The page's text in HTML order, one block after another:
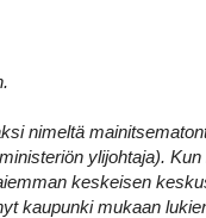
nimeltä
ylijohtaja).
keskeisen
kaupunki mukaan